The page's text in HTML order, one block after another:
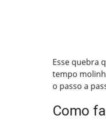
Esse quebra
tempo
o passo a
Como